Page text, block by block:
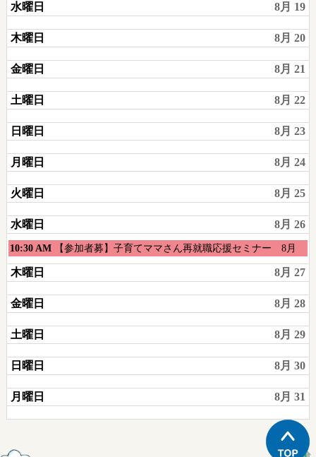
水曜日 8月 19
木曜日 8月 20
金曜日 8月 21
土曜日 8月 22
日曜日 8月 23
月曜日 8月 24
火曜日 8月 25
水曜日 8月 26
水
曜
日,
8
月
2026
10:30 AM 【参加者募】子育てママさん再就職応援セミナー 8月
木曜日 8月 27
金曜日 8月 28
土曜日 8月 29
日曜日 8月 30
月曜日 8月 31